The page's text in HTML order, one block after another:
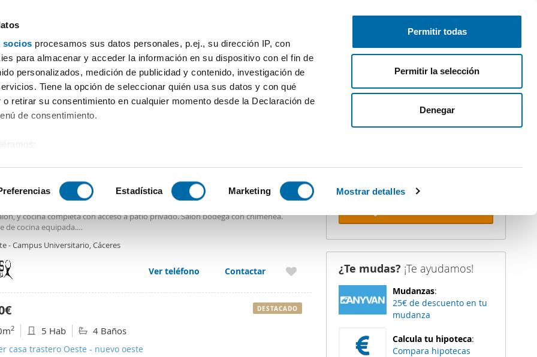
socios procesamos sus datos personales, p.ej., su dirección IP, con
para almacenar y acceder la información en su dispositivo con el fin de
personalizados, medición de publicidad y contenido, investigación de
Tiene la opción de seleccionar quién usa sus datos y con qué
retirar su consentimiento en cualquier momento desde la Declaración de
de consentimiento.
analizándolo activamente para buscar características específicas (huellas
cómo se procesan sus datos personales y establezca sus
de datos
. Puede cambiar o retirar su consentimiento en cualquier momento
se usan para personalizar el contenido y los anuncios, ofrecer funciones
el tráfico. Además, compartimos información sobre el uso que haga del
de redes sociales, publicidad y análisis web, quienes pueden
que les haya proporcionado o que hayan recopilado a partir del uso
Estadística Marketing Mostrar detalles
Permitir todas
Permitir la selección
Denegar
Publica gratis Inicia sesión
Habitaciones Más filtros - 1
2
casa trastero Norte - campus universitario
y cocina completa con acceso a patio privado. Salón bodega con chimenea.
de cocina equipada.
tarima.
sin muebles.
supermercados y colegios.[IW]
- Campus Universitario, Cáceres
Ver teléfono Contactar
2 5 Hab 4 Baños
casa trastero Oeste - nuevo oeste
DESTACADO
No dejes que te adelanten. Recibe en
¿Te mudas? ¡Te ayudamos!
Mudanzas:
25€ de descuento en tu
mudanza
Calcula tu hipoteca:
Compara hipotecas